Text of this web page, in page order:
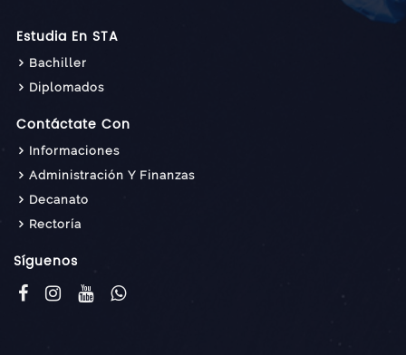
Estudia En STA
Bachiller
Diplomados
Contáctate Con
Informaciones
Administración Y Finanzas
Decanato
Rectoría
Síguenos